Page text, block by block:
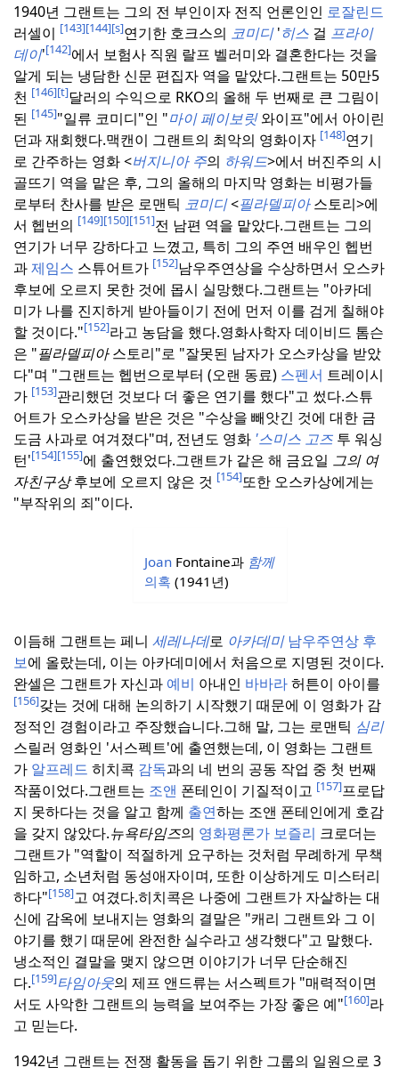
1940년 그랜트는 그의 전 부인이자 전직 언론인인 로잘린드
러셀이 [143][144][s]연기한 호크스의 코미디'히스 걸 프라이
데이'[142]에서 보험사 직원 랄프 벨러미와 결혼한다는 것을
알게 되는 냉담한 신문 편집자 역을 맡았다.그랜트는 50만5
천 [146][t]달러의 수익으로 RKO의 올해 두 번째로 큰 그림이
된 [145]"일류 코미디"인 "마이 페이보릿와이프"에서 아이린
던과 재회했다.맥캔이 그랜트의 최악의 영화이자 [148]연기
로 간주하는 영화 <버지니아 주의 하워드>에서 버진주의 시
골뜨기 역을 맡은 후, 그의 올해의 마지막 영화는 비평가들
로부터 찬사를 받은 로맨틱 코미디<필라델피아스토리>에
서 헵번의 [149][150][151]전 남편 역을 맡았다.그랜트는 그의
연기가 너무 강하다고 느꼈고, 특히 그의 주연 배우인 헵번
과제임스 스튜어트가 [152]남우주연상을 수상하면서 오스카
후보에 오르지 못한 것에 몹시 실망했다.그랜트는 "아카데
미가 나를 진지하게 받아들이기 전에 먼저 이를 검게 칠해야
할 것이다."[152]라고 농담을 했다.영화사학자 데이비드 톰슨
은 "필라델피아스토리"로 "잘못된 남자가 오스카상을 받았
다"며 "그랜트는 헵번으로부터 (오랜 동료) 스펜서 트레이시
가 [153]관리했던 것보다 더 좋은 연기를 했다"고 썼다.스튜
어트가 오스카상을 받은 것은 "수상을 빼앗긴 것에 대한 금
도금 사과로 여겨졌다"며, 전년도 영화 '스미스 고즈 투 워싱
턴'[154][155]에 출연했었다.그랜트가 같은 해 금요일 그의 여
자친구상후보에 오르지 않은 것 [154]또한 오스카상에게는
"부작위의 죄"이다.
Joan Fontaine과 함께
의혹 (1941년)
이듬해 그랜트는 페니 세레나데로 아카데미 남우주연상 후
보에 올랐는데, 이는 아카데미에서 처음으로 지명된 것이다.
완셀은 그랜트가 자신과 예비 아내인 바바라허튼이 아이를
[156]갖는 것에 대해 논의하기 시작했기 때문에 이 영화가 감
정적인 경험이라고 주장했습니다.그해 말, 그는 로맨틱 심리
스릴러 영화인 '서스펙트'에 출연했는데, 이 영화는 그랜트
가 알프레드 히치콕 감독과의 네 번의 공동 작업 중 첫 번째
작품이었다.그랜트는 조앤 폰테인이 기질적이고 [157]프로답
지 못하다는 것을 알고 함께 출연하는 조앤 폰테인에게 호감
을 갖지 않았다.뉴욕타임즈의 영화평론가 보즐리 크로더는
그랜트가 "역할이 적절하게 요구하는 것처럼 무례하게 무책
임하고, 소년처럼 동성애자이며, 또한 이상하게도 미스터리
하다"[158]고 여겼다.히치콕은 나중에 그랜트가 자살하는 대
신에 감옥에 보내지는 영화의 결말은 "캐리 그랜트와 그 이
야기를 했기 때문에 완전한 실수라고 생각했다"고 말했다.
냉소적인 결말을 맺지 않으면 이야기가 너무 단순해진
다.[159]타임아웃의 제프 앤드류는 서스펙트가 "매력적이면
서도 사악한 그랜트의 능력을 보여주는 가장 좋은 예"[160]라
고 믿는다.
1942년 그랜트는 전쟁 활동을 돕기 위한 그룹의 일원으로 3